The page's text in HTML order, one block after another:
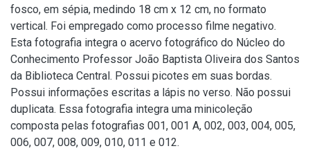
fosco, em sépia, medindo 18 cm x 12 cm, no formato
vertical. Foi empregado como processo filme negativo.
Esta fotografia integra o acervo fotográfico do Núcleo do
Conhecimento Professor João Baptista Oliveira dos Santos
da Biblioteca Central. Possui picotes em suas bordas.
Possui informações escritas a lápis no verso. Não possui
duplicata. Essa fotografia integra uma minicoleção
composta pelas fotografias 001, 001 A, 002, 003, 004, 005,
006, 007, 008, 009, 010, 011 e 012.